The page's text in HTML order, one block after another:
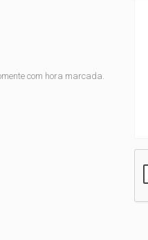
com hora marcada.